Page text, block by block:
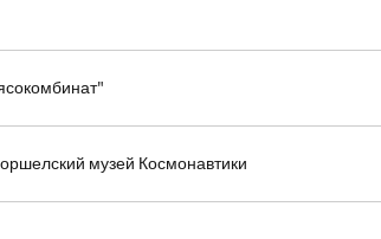
музей Космонавтики